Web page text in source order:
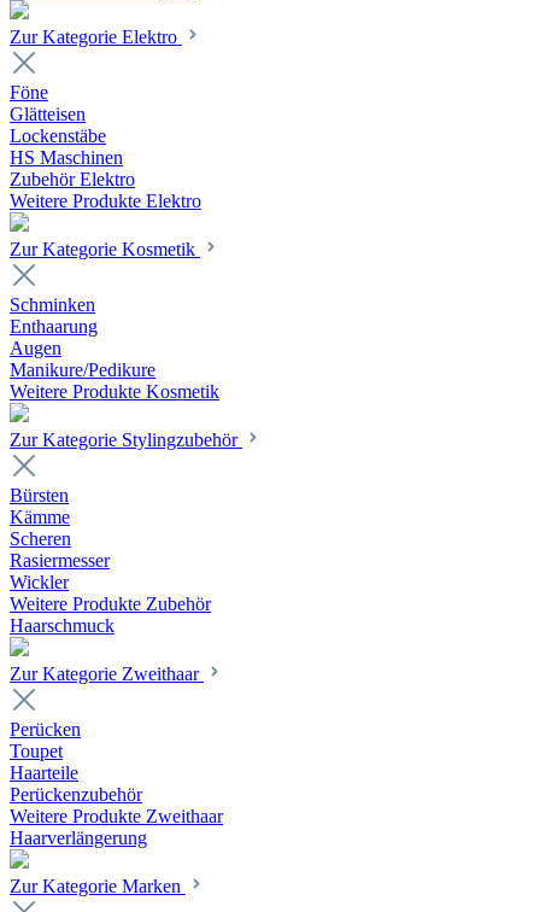
Zur Kategorie Elektro
Föne
Glätteisen
Lockenstäbe
HS Maschinen
Zubehör Elektro
Weitere Produkte Elektro
Zur Kategorie Kosmetik
Schminken
Enthaarung
Augen
Manikure/Pedikure
Weitere Produkte Kosmetik
Zur Kategorie Stylingzubehör
Bürsten
Kämme
Scheren
Rasiermesser
Wickler
Weitere Produkte Zubehör
Haarschmuck
Zur Kategorie Zweithaar
Perücken
Toupet
Haarteile
Perückenzubehör
Weitere Produkte Zweithaar
Haarverlängerung
Zur Kategorie Marken